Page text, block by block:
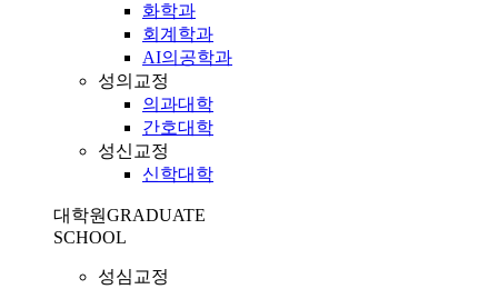
화학과
회계학과
AI의공학과
성의교정
의과대학
간호대학
성신교정
신학대학
대학원GRADUATE
SCHOOL
성심교정